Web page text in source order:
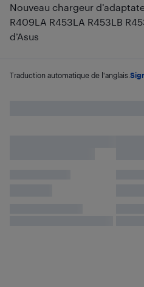
Nouveau chargeur
R409LA R453LA R453LB
d’Asus
Traduction automatique de l'anglais.